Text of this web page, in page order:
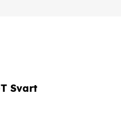
Svart